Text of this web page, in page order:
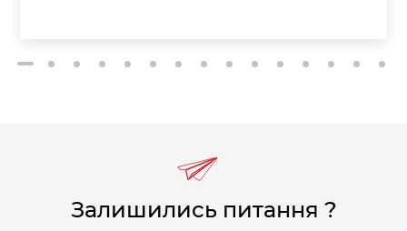
2 3 4 5 6 7 8 9 10 11 12 13 14 15
Залишились питання ?